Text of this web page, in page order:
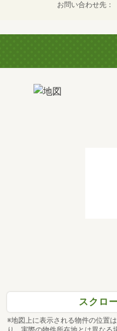
お問い合わせ先
スクロ
※地図上に表示される物件の位置